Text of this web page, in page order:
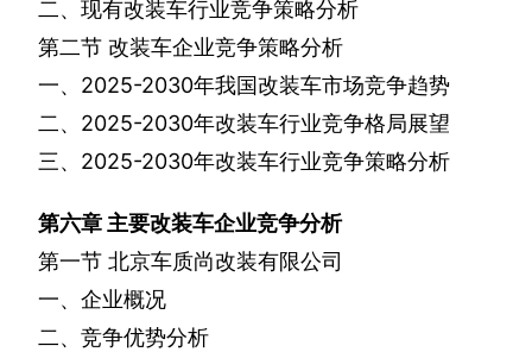
二、现有改装车行业竞争策略分析
第二节 改装车企业竞争策略分析
一、 2025-2030年我国改装车市场竞争趋势
二、 2025-2030年改装车行业竞争格局展望
三、 2025-2030年改装车行业竞争策略分析
第六章 主要改装车企业竞争分析
第一节 北京车质尚改装有限公司
一、企业概况
二、竞争优势分析